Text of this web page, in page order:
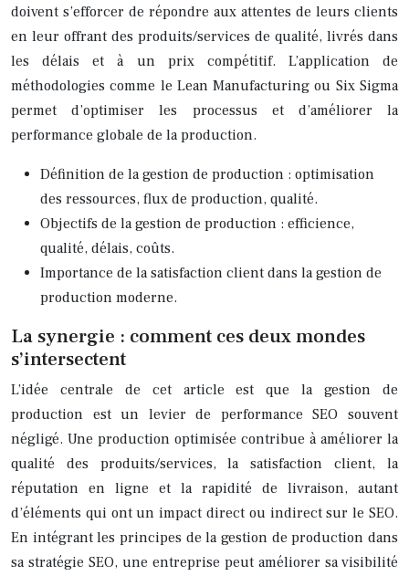
doivent s’efforcer de répondre aux attentes de leurs clients
en leur offrant des produits/services de qualité, livrés dans
les délais et à un prix compétitif. L’application de
méthodologies comme le Lean Manufacturing ou Six Sigma
permet d’optimiser les processus et d’améliorer la
performance globale de la production.
Définition de la gestion de production : optimisation
des ressources, flux de production, qualité.
Objectifs de la gestion de production : efficience,
qualité, délais, coûts.
Importance de la satisfaction client dans la gestion de
production moderne.
La synergie : comment ces deux mondes
s’intersectent
L’idée centrale de cet article est que la gestion de
production est un levier de performance SEO souvent
négligé. Une production optimisée contribue à améliorer la
qualité des produits/services, la satisfaction client, la
réputation en ligne et la rapidité de livraison, autant
d’éléments qui ont un impact direct ou indirect sur le SEO.
En intégrant les principes de la gestion de production dans
sa stratégie SEO, une entreprise peut améliorer sa visibilité